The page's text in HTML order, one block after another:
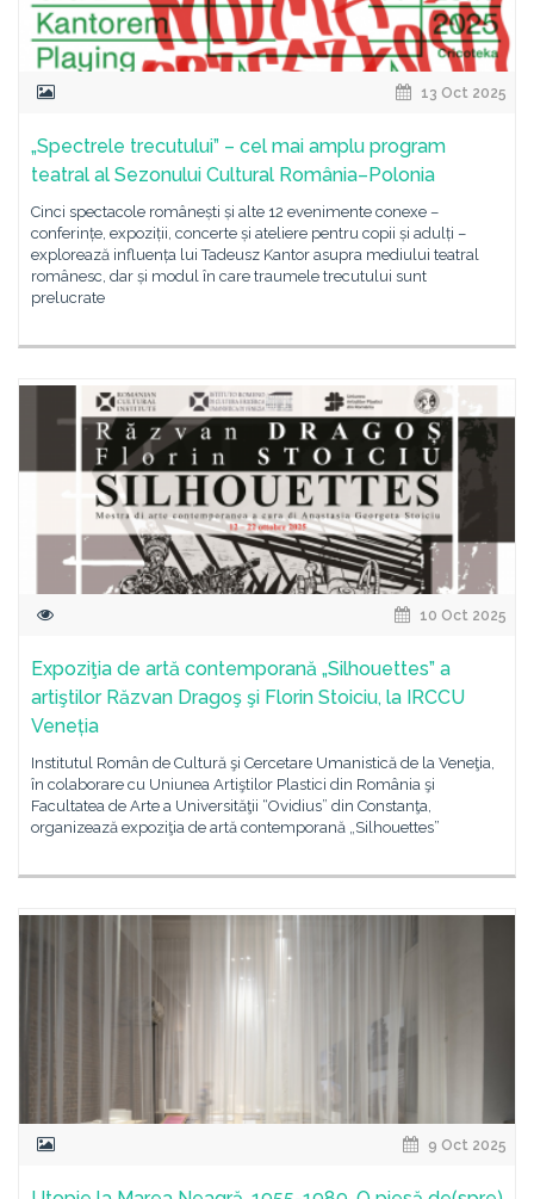
13 Oct 2025
„Spectrele trecutului” – cel mai amplu program
teatral al Sezonului Cultural România–Polonia
Cinci spectacole românești și alte 12 evenimente conexe –
conferințe, expoziții, concerte și ateliere pentru copii și adulți –
explorează influența lui Tadeusz Kantor asupra mediului teatral
românesc, dar și modul în care traumele trecutului sunt
prelucrate
10 Oct 2025
Expoziţia de artă contemporană „Silhouettes” a
artiştilor Răzvan Dragoş şi Florin Stoiciu, la IRCCU
Veneția
Institutul Român de Cultură şi Cercetare Umanistică de la Veneţia,
în colaborare cu Uniunea Artiştilor Plastici din România şi
Facultatea de Arte a Universităţii “Ovidius” din Constanţa,
organizează expoziţia de artă contemporană „Silhouettes”
9 Oct 2025